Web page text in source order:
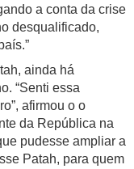
a conta da crise
desqualificado,
ainda há
“Senti essa
afirmou o o
da República na
pudesse ampliar a
Patah, para quem